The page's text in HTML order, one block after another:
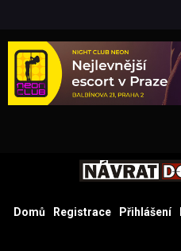
Domů Registrace Přihlášení